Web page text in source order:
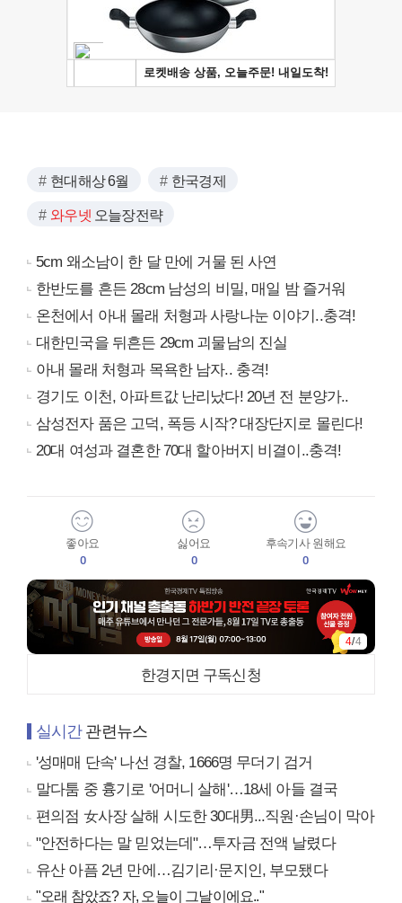
현대해상 6월 한국경제
와우넷 오늘장전략
5cm 왜소남이 한 달 만에 거물 된 사연
한반도를 흔든 28cm 남성의 비밀, 매일 밤 즐거워
온천에서 아내 몰래 처형과 사랑나눈 이야기..충격!
대한민국을 뒤흔든 29cm 괴물남의 진실
아내 몰래 처형과 목욕한 남자.. 충격!
경기도 이천, 아파트값 난리났다! 20년 전 분양가..
삼성전자 품은 고덕, 폭등 시작? 대장단지로 몰린다!
20대 여성과 결혼한 70대 할아버지 비결이..충격!
좋아요
0
싫어요
0
후속기사 원해요
0
4/4
한경지면 구독신청
실시간관련뉴스
'성매매 단속' 나선 경찰, 1666명 무더기 검거
말다툼 중 흉기로 '어머니 살해'…18세 아들 결국
편의점 女사장 살해 시도한 30대男...직원·손님이 막아
"안전하다는 말 믿었는데"…투자금 전액 날렸다
유산 아픔 2년 만에…김기리·문지인, 부모됐다
"오래 참았죠? 자, 오늘이 그날이에요.."